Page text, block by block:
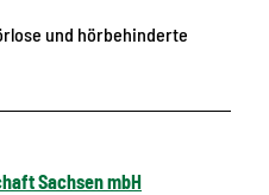
und hörbehinderte
Sachsen mbH